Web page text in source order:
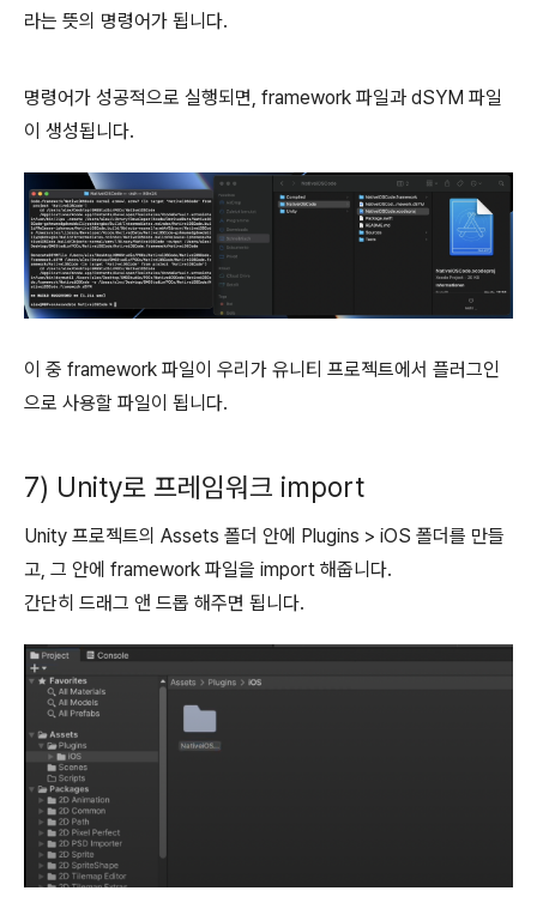
라는 뜻의 명령어가 됩니다.
명령어가 성공적으로 실행되면, framework 파일과 dSYM 파일
이 생성됩니다.
이 중 framework 파일이 우리가 유니티 프로젝트에서 플러그인
으로 사용할 파일이 됩니다.
7) Unity로 프레임워크 import
Unity 프로젝트의 Assets 폴더 안에 Plugins > iOS 폴더를 만들
고, 그 안에 framework 파일을 import 해줍니다.
간단히 드래그 앤 드롭 해주면 됩니다.